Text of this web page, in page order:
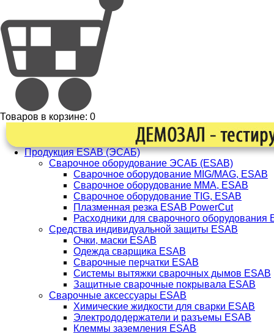
Товаров в корзине: 0
Продукция ESAB (ЭСАБ)
Сварочное оборудование ЭСАБ (ESAB)
Сварочное оборудование MIG/MAG, ESAB
Сварочное оборудование ММА, ESAB
Сварочное оборудование TIG, ESAB
Плазменная резка ESAB PowerCut
Расходники для сварочного оборудования
Средства индивидуальной защиты ESAB
Очки, маски ESAB
Одежда сварщика ESAB
Сварочные перчатки ESAB
Системы вытяжки сварочных дымов ESAB
Защитные сварочные покрывала ESAB
Сварочные аксессуары ESAB
Химические жидкости для сварки ESAB
Электрододержатели и разъемы ESAB
Клеммы заземления ESAB